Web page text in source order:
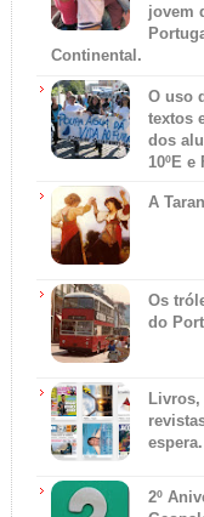
jovem
Continental.
O uso
textos
dos
10ºE e
A
Os
do
espera.
2º